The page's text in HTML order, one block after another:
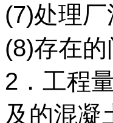
(7)处理
(8)存在
2．工程
及的混凝